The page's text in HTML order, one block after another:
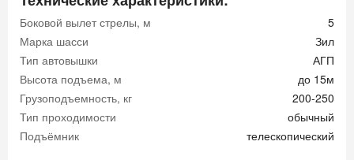
Боковой вылет стрелы, м
5
Марка шасси
Зил
Тип автовышки
АГП
Высота подъема, м
до 15м
Грузоподъемность, кг
200-250
Тип проходимости
обычный
Подъёмник
телескопический